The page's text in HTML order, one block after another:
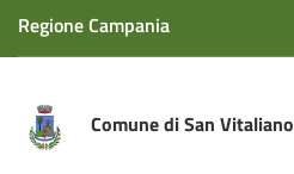
Regione Campania
Comune di San Vitaliano